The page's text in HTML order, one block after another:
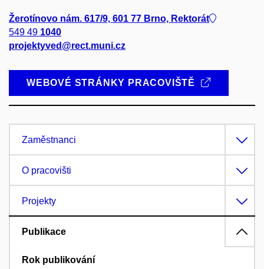
Žerotínovo nám. 617/9, 601 77 Brno, Rektorát
549 49 1040
projektyved@rect.muni.cz
WEBOVÉ STRÁNKY PRACOVIŠTĚ
Zaměstnanci
O pracovišti
Projekty
Publikace
Rok publikování